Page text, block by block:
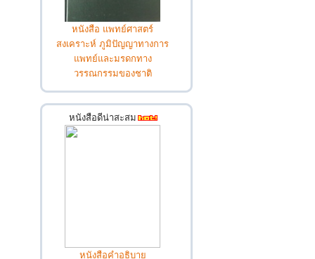
หนังสือ แพทย์ศาสตร์
สงเคราะห์ ภูมิปัญญาทางการ
แพทย์และมรดกทาง
วรรณกรรมของชาติ
หนังสือดีน่าสะสม
หนังสือคำอธิบาย